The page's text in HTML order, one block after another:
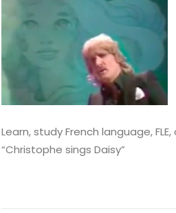
Learn, study French language,
“Christophe sings Daisy”